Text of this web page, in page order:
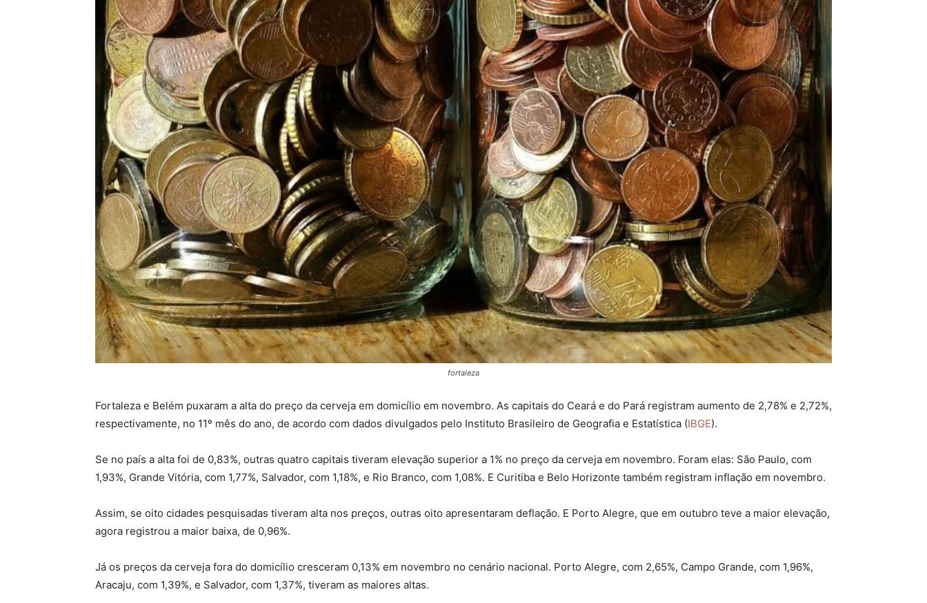
fortaleza
Fortaleza e Belém puxaram a alta do preço da cerveja em domicílio em novembro. As capitais do Ceará e do Pará registram aumento de 2,78% e 2,72%,
respectivamente, no 11º mês do ano, de acordo com dados divulgados pelo Instituto Brasileiro de Geografia e Estatística (IBGE).
Se no país a alta foi de 0,83%, outras quatro capitais tiveram elevação superior a 1% no preço da cerveja em novembro. Foram elas: São Paulo, com
1,93%, Grande Vitória, com 1,77%, Salvador, com 1,18%, e Rio Branco, com 1,08%. E Curitiba e Belo Horizonte também registram inflação em novembro.
Assim, se oito cidades pesquisadas tiveram alta nos preços, outras oito apresentaram deflação. E Porto Alegre, que em outubro teve a maior elevação,
agora registrou a maior baixa, de 0,96%.
Já os preços da cerveja fora do domicílio cresceram 0,13% em novembro no cenário nacional. Porto Alegre, com 2,65%, Campo Grande, com 1,96%,
Aracaju, com 1,39%, e Salvador, com 1,37%, tiveram as maiores altas.